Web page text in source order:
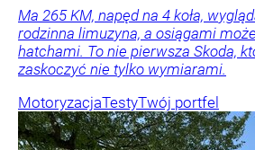
Ma 265 KM, napęd na 4 koła,
rodzinna limuzyna, a osiągami
hatchami. To nie pierwsza Skoda,
zaskoczyć nie tylko wymiarami.
MotoryzacjaTestyTwój portfel